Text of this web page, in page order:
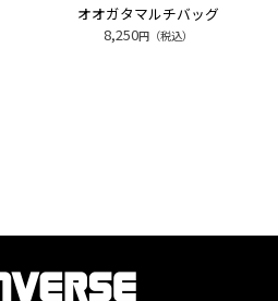
オオガタマルチバッグ
8,250円（税込）